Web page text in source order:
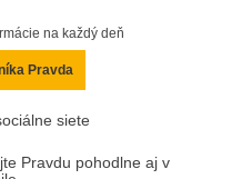
na každý deň
Pravda
siete
Pravdu pohodlne aj v